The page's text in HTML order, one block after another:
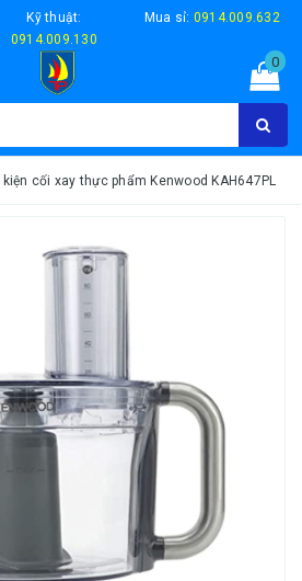
Kỹ thuật:
0914.009.130
Mua sỉ: 0914.009.632
0
kiện cối xay thực phẩm Kenwood KAH647PL